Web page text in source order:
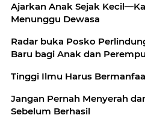
Ajarkan Anak Sejak
Menunggu Dewasa
Radar buka Posko
Baru bagi Anak dan
Tinggi Ilmu Harus
Jangan Pernah Menyerah
Sebelum Berhasil